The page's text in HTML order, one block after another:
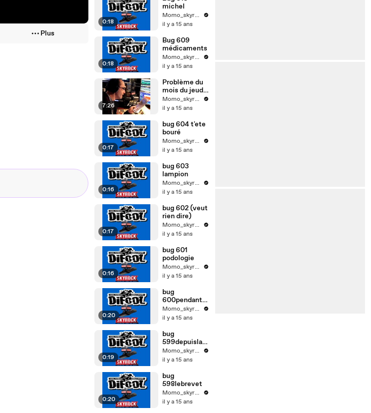
Plus
0:18
michel
Momo_skyrock
il y a 15 ans
0:18
Bug 609
médicaments
Momo_skyrock
il y a 15 ans
7:26
Problème du
mois du jeudi
soir
Momo_skyrock
il y a 15 ans
0:17
bug 604 t'ete
bouré
Momo_skyrock
il y a 15 ans
0:16
bug 603
lampion
Momo_skyrock
il y a 15 ans
0:17
bug 602 (veut
rien dire)
Momo_skyrock
il y a 15 ans
0:16
bug 601
podologie
Momo_skyrock
il y a 15 ans
0:20
bug
600pendantlh
iverpoursecha
uffer
Momo_skyrock
il y a 15 ans
0:19
bug
599depuislag
ede11ans Momo_skyrock
il y a 15 ans
0:20
bug
598lebrevet
Momo_skyrock
il y a 15 ans